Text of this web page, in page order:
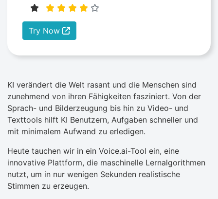
Try Now
KI verändert die Welt rasant und die Menschen sind
zunehmend von ihren Fähigkeiten fasziniert. Von der
Sprach- und Bilderzeugung bis hin zu Video- und
Texttools hilft KI Benutzern, Aufgaben schneller und
mit minimalem Aufwand zu erledigen.
Heute tauchen wir in ein Voice.ai-Tool ein, eine
innovative Plattform, die maschinelle Lernalgorithmen
nutzt, um in nur wenigen Sekunden realistische
Stimmen zu erzeugen.